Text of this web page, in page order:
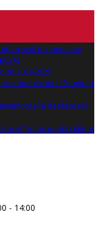
de investitie
2024-2025
din 10 iunie și
își desfășoară
își așteaptă cititorii
- 14:00